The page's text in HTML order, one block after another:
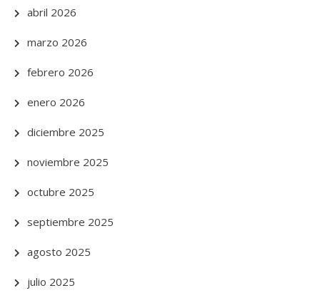
abril 2026
marzo 2026
febrero 2026
enero 2026
diciembre 2025
noviembre 2025
octubre 2025
septiembre 2025
agosto 2025
julio 2025